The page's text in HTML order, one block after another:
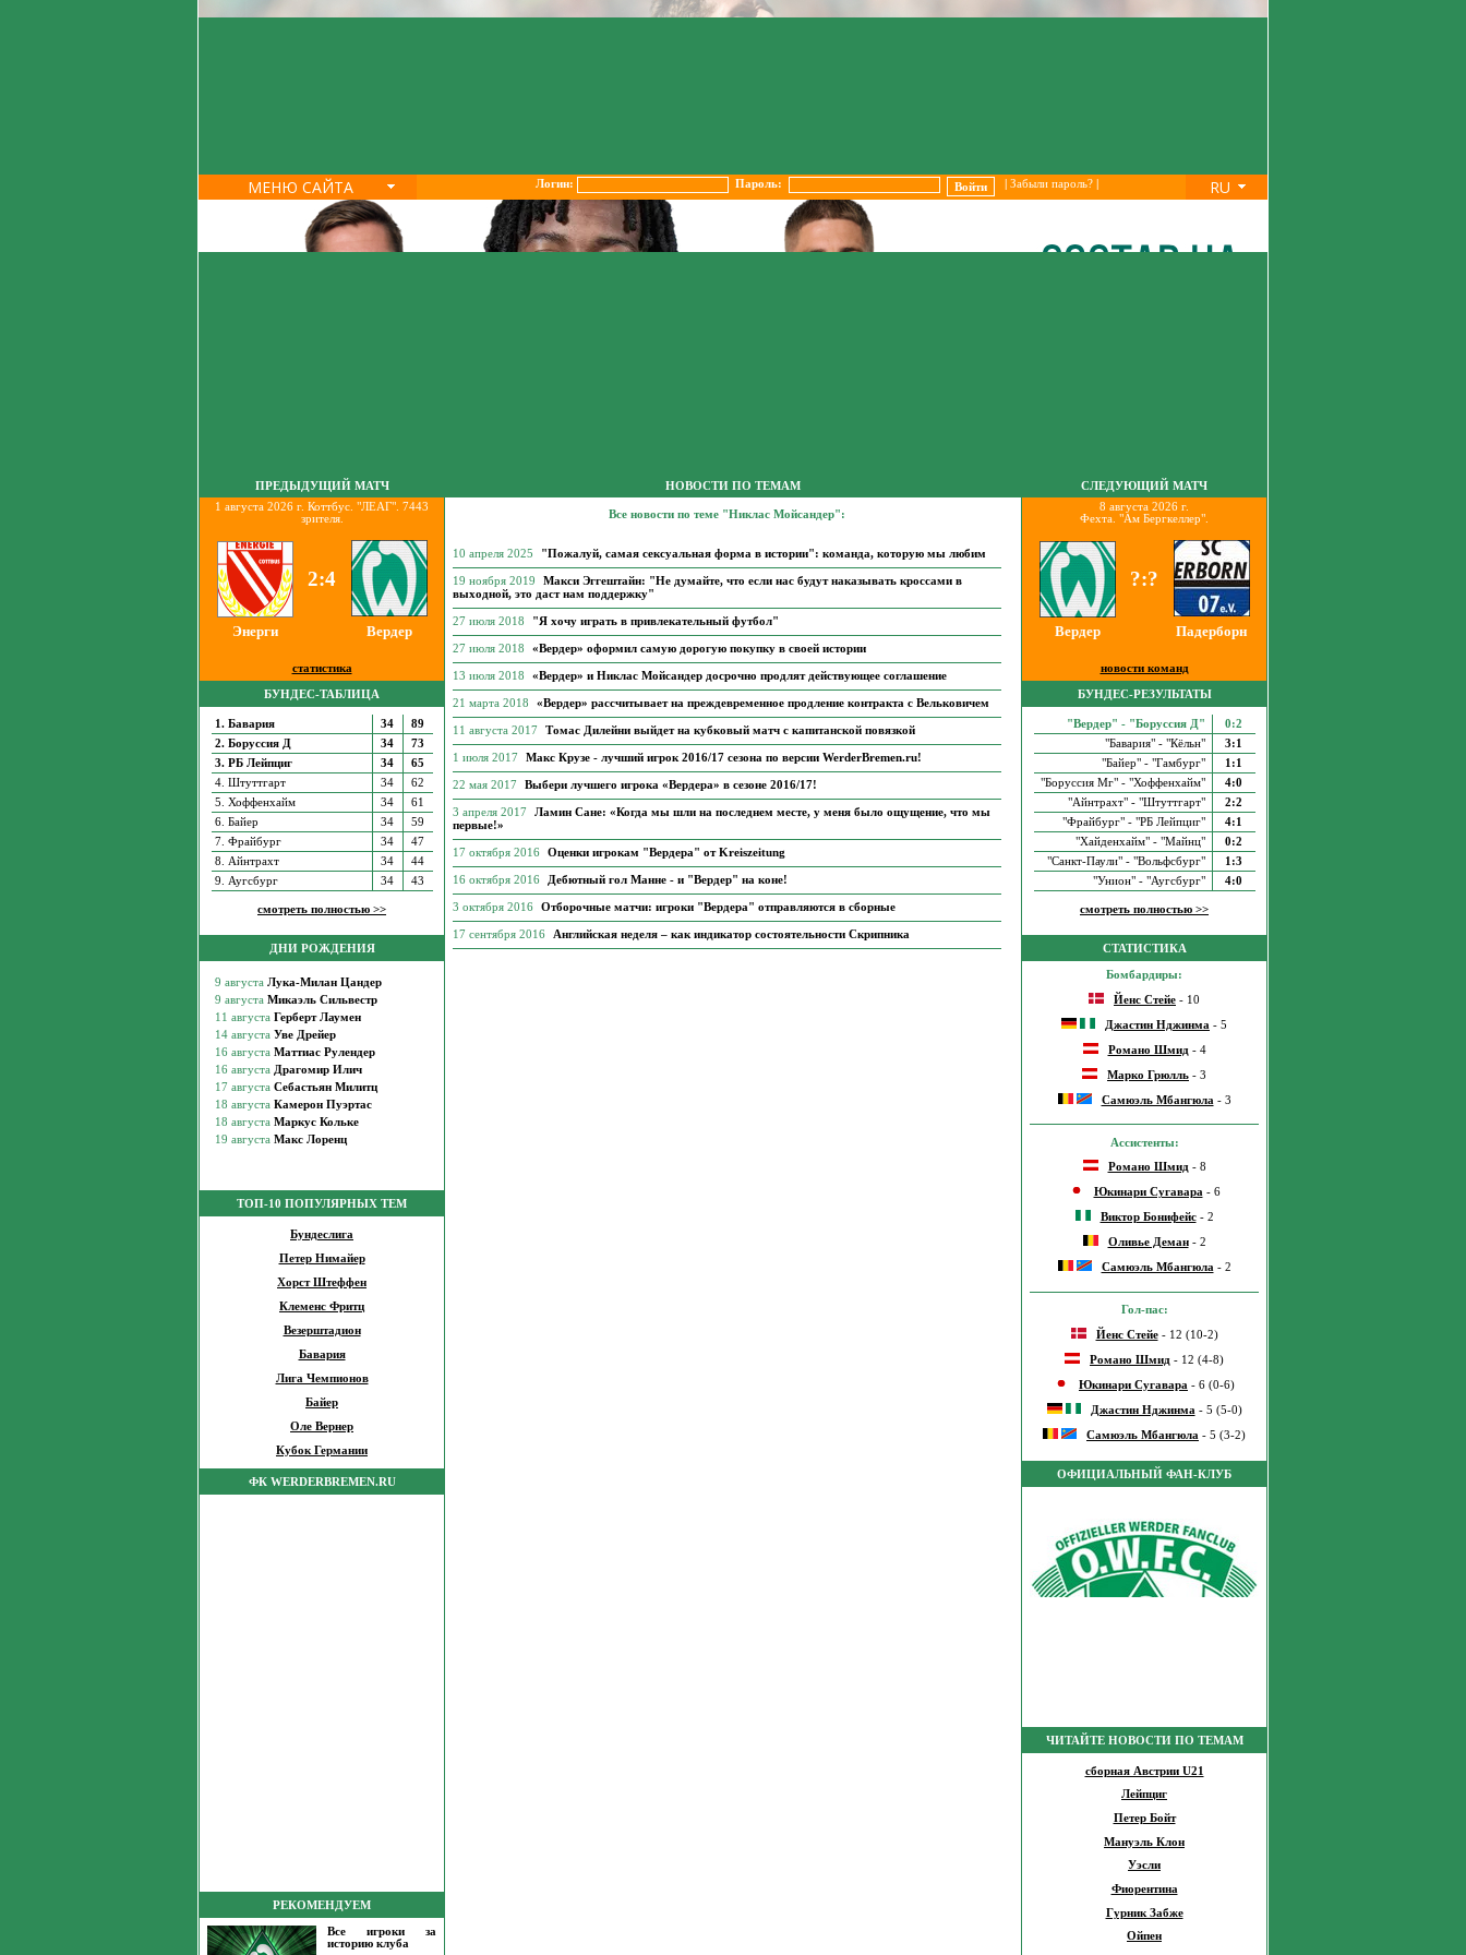
МЕНЮ САЙТА Логин: Пароль: Забыли пароль?| RU
ПРЕДЫДУЩИЙ МАТЧ
1 августа 2026 г. Коттбус. "ЛЕАГ". 7443
зрителя.
2:4
Энерги Вердер
статистика
БУНДЕС-ТАБЛИЦА
1. Бавария 34
89
2. Боруссия Д
34
73
3. РБ Лейпциг
34
65
4. Штуттгарт
34
62
5. Хоффенхайм
34
61
6. Байер
34
59
7. Фрайбург
34
47
8. Айнтрахт
34
44
9. Аугсбург
34 43
смотреть полностью >>
ДНИ РОЖДЕНИЯ
ТОП-10 ПОПУЛЯРНЫХ ТЕМ
Бундеслига
Петер Нимайер
Хорст Штеффен
Клеменс Фритц
Везерштадион
Бавария
Лига Чемпионов
Байер
Оле Вернер
Кубок Германии
ФК WERDERBREMEN.RU
РЕКОМЕНДУЕМ
Все игроки за
историю клуба
НОВОСТИ ПО ТЕМАМ
Все новости по теме "Никлас Мойсандер":
10 апреля 2025 "Пожалуй, самая сексуальная форма в истории": команда, которую мы любим
19 ноября 2019
Макси Эггештайн: "Не думайте, что если нас будут наказывать кроссами в
выходной, это даст нам поддержку"
27 июля 2018 "Я хочу играть в привлекательный футбол"
27 июля 2018 «Вердер» оформил самую дорогую покупку в своей истории
13 июля 2018 «Вердер» и Никлас Мойсандер досрочно продлят действующее соглашение
21 марта 2018 «Вердер» рассчитывает на преждевременное продление контракта с Вельковичем
11 августа 2017 Томас Дилейни выйдет на кубковый матч с капитанской повязкой
1 июля 2017 Макс Крузе - лучший игрок 2016/17 сезона по версии WerderBremen.ru!
22 мая 2017 Выбери лучшего игрока «Вердера» в сезоне 2016/17!
3 апреля 2017
Ламин Сане: «Когда мы шли на последнем месте, у меня было ощущение, что мы
первые!»
17 октября 2016 Оценки игрокам "Вердера" от Kreiszeitung
16 октября 2016 Дебютный гол Манне - и "Вердер" на коне!
3 октября 2016 Отборочные матчи: игроки "Вердера" отправляются в сборные
17 сентября 2016 Английская неделя – как индикатор состоятельности Скрипника
СЛЕДУЮЩИЙ МАТЧ
8 августа 2026 г.
Фехта. "Ам Бергкеллер".
?:?
Вердер Падерборн
новости команд
БУНДЕС-РЕЗУЛЬТАТЫ
"Вердер" - "Боруссия Д"
0:2
"Бавария" - "Кёльн"
3:1
"Байер" - "Гамбург"
1:1
"Боруссия Мг" - "Хоффенхайм"
4:0
"Айнтрахт" - "Штуттгарт"
2:2
"Фрайбург" - "РБ Лейпциг"
4:1
"Хайденхайм" - "Майнц"
0:2
"Санкт-Паули" - "Вольфсбург"
1:3
"Унион" - "Аугсбург"
4:0
смотреть полностью >>
СТАТИСТИКА
Бомбардиры:
Йенс Стейе - 10
Джастин Нджинма - 5
Романо Шмид- 4
Марко Грюлль - 3
Самюэль Мбангюла - 3
Ассистенты:
Романо Шмид- 8
Юкинари Сугавара- 6
Виктор Бонифейс- 2
Оливье Деман- 2
Самюэль Мбангюла- 2
Гол-пас:
Йенс Стейе- 12 (10-2)
Романо Шмид - 12 (4-8)
Юкинари Сугавара - 6 (0-6)
Джастин Нджинма - 5 (5-0)
Самюэль Мбангюла - 5 (3-2)
ОФИЦИАЛЬНЫЙ ФАН-КЛУБ
ЧИТАЙТЕ НОВОСТИ ПО ТЕМАМ
сборная Австрии U21
Лейпциг
Петер Бойт
Мануэль Клон
Уэсли
Фиорентина
Гурник Забже
Ойпен